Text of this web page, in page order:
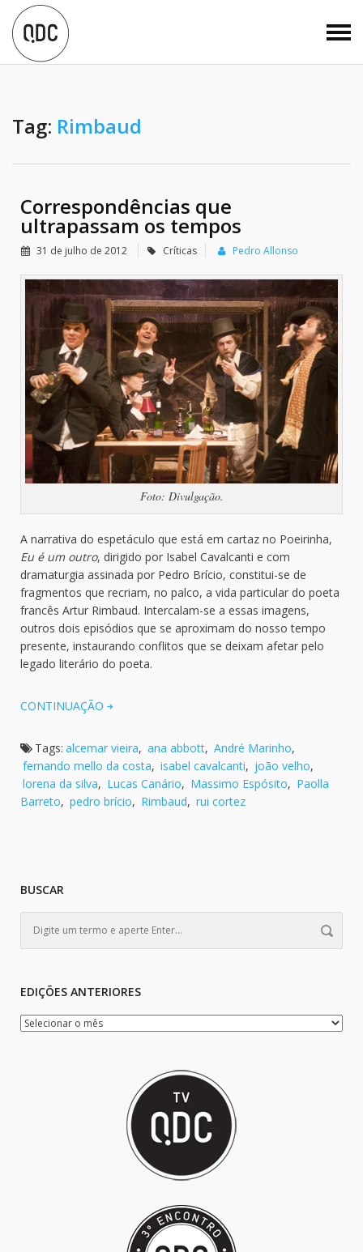
Tag: Rimbaud
Correspondências que
ultrapassam os tempos
31 de julho de 2012 Críticas Pedro Allonso
Foto: Divulgação.
A narrativa do espetáculo que está em cartaz no Poeirinha,
Eu é um outro, dirigido por Isabel Cavalcanti e com
dramaturgia assinada por Pedro Brício, constitui-se de
fragmentos que recriam, no palco, a vida particular do poeta
francês Artur Rimbaud. Intercalam-se a essas imagens,
outros dois episódios que se aproximam do nosso tempo
presente, instaurando conflitos que se deixam afetar pelo
legado literário do poeta.
CONTINUAÇÃO
Tags: alcemar vieira, ana abbott, André Marinho,
fernando mello da costa, isabel cavalcanti, joão velho,
lorena da silva, Lucas Canário, Massimo Espósito, Paolla
Barreto, pedro brício, Rimbaud, rui cortez
BUSCAR
EDIÇÕES ANTERIORES